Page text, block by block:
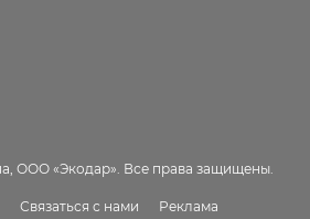
ООО «Экодар». Все права защищены.
Связаться с нами Реклама